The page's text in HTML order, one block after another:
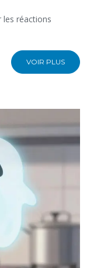
les réactions
VOIR PLUS